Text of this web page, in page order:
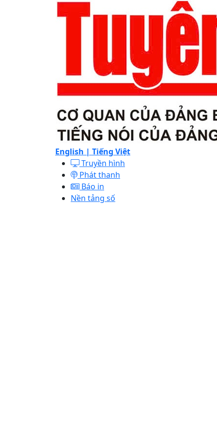
English | Tiếng Việt
Truyền hình
Phát thanh
Báo in
Nền tảng số